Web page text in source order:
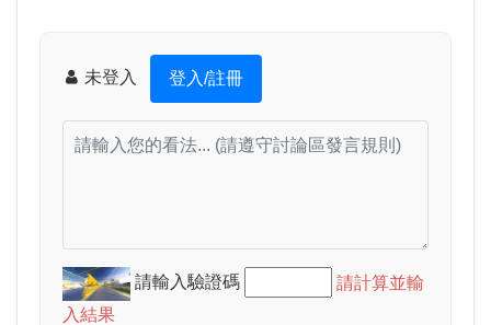
未登入 登入/註冊
請輸入驗證碼
請計算並輸
入結果